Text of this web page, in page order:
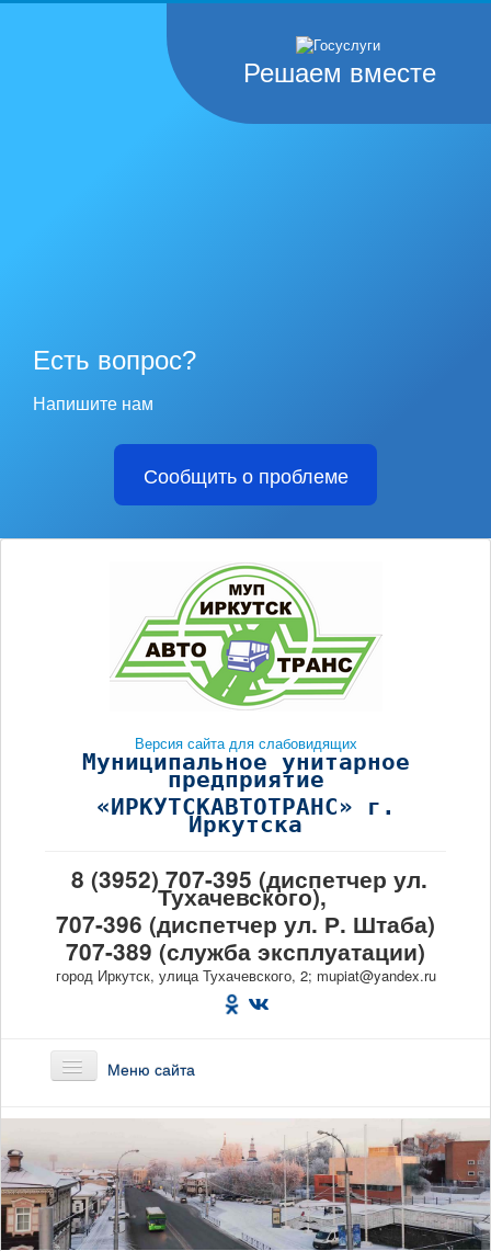
Решаем вместе
Есть вопрос?
Напишите нам
Сообщить о проблеме
Версия сайта для слабовидящих
Муниципальное унитарное
предприятие
«ИРКУТСКАВТОТРАНС» г.
Иркутска
8 (3952) 707-395 (диспетчер ул.
Тухачевского),
707-396 (диспетчер ул. Р. Штаба)
707-389 (служба эксплуатации)
город Иркутск, улица Тухачевского, 2; mupiat@yandex.ru
Меню сайта
О предприятии
Маршруты